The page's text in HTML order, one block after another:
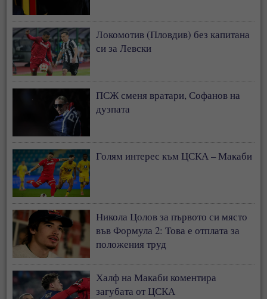
Локомотив (Пловдив) без капитана
си за Левски
ПСЖ сменя вратари, Софанов на
дузпата
Голям интерес към ЦСКА – Макаби
Никола Цолов за първото си място
във Формула 2: Това е отплата за
положения труд
Халф на Макаби коментира
загубата от ЦСКА